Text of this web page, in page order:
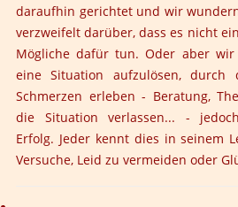
daraufhin gerichtet und wir
verzweifelt darüber, dass es nicht
Mögliche dafür tun. Oder aber wir
eine Situation aufzulösen,
Schmerzen erleben - Beratung,
die Situation verlassen... -
Erfolg. Jeder kennt dies in seinem
Versuche, Leid zu vermeiden oder